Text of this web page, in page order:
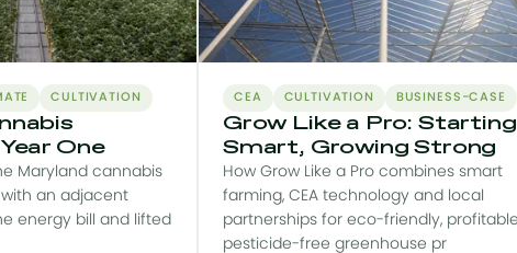
CULTIVATION
One
Maryland cannabis
an adjacent
energy bill and lifted
CEA CULTIVATION BUSINESS-CASE
Grow Like a Pro: Starting
Smart, Growing Strong
How Grow Like a Pro combines smart
farming, CEA technology and local
partnerships for eco-friendly,
pesticide-free greenhouse pr